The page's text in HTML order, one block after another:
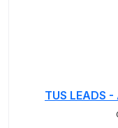
TUS LEADS -